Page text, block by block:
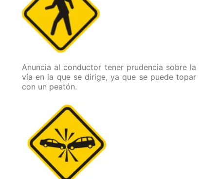
Anuncia al conductor tener prudencia sobre la
vía en la que se dirige, ya que se puede topar
con un peatón.